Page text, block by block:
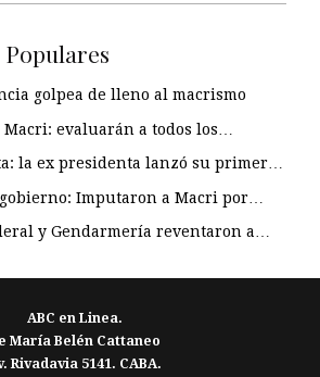
golpea de lleno al macrismo
evaluarán a todos los…
la ex presidenta lanzó su primer…
Imputaron a Macri por…
y Gendarmería reventaron a…
ABC en Linea.
María Belén Cattaneo
Rivadavia 5141. CABA.